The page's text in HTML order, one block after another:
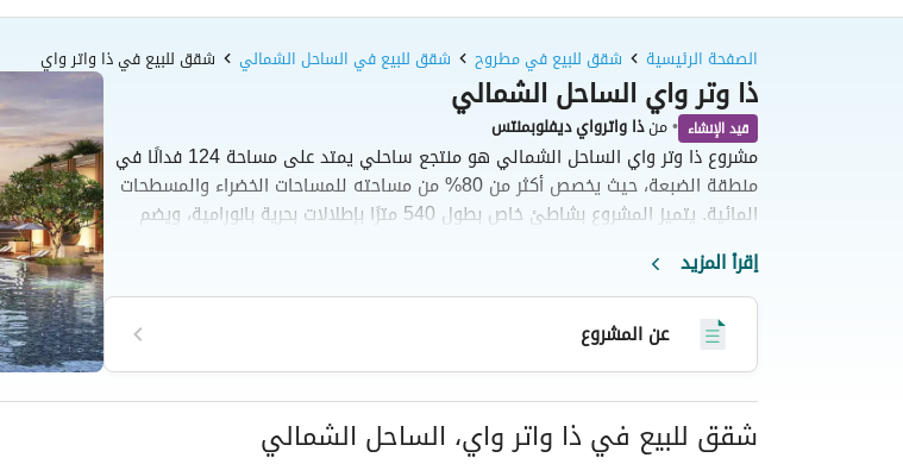
الصفحة الرئيسية شقق للبيع في مطروح شقق للبيع في الساحل الشمالي شقق للبيع في ذا واتر واي
ذا وتر واي الساحل الشمالي
قيد الإنشاء •منذا واترواي ديفلوبمنتس
مشروع ذا وتر واي الساحل الشمالي هو منتجع ساحلي يمتد على مساحة 124 فدانًا في
منطقة الضبعة، حيث يخصص أكثر من 80% من مساحته للمساحات الخضراء والمسطحات
المائية. يتميز المشروع بشاطئ خاص بطول 540 مترًا بإطلالات بحرية بانورامية، ويضم
للسكان مرافق راقية تشمل فندقاً خمس نجوم، ونادياً شاطئياً، ومنطقة تجارية متكاملة.
إقرأ المزيد
عن المشروع
عقارات
شقق للبيع في ذا واتر واي، الساحل الشمالي